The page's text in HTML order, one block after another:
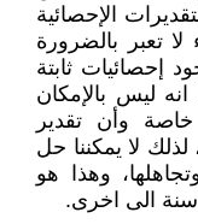
الإحصائية
لا تعبر بالضرورة
إحصائيات ثابتة
ليس بالإمكان
خاصة وأن تقدير
لا يمكننا حل
وهذا هو
سنة الى اخرى.